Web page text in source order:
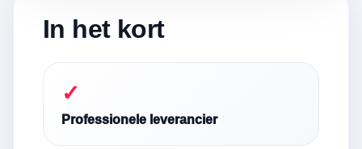
In het kort
✓
Professionele leverancier